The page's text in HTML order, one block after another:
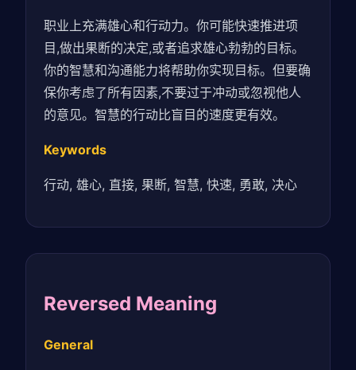
职业上充满雄心和行动力。你可能快速推进项
目,做出果断的决定,或者追求雄心勃勃的目标。
你的智慧和沟通能力将帮助你实现目标。但要确
保你考虑了所有因素,不要过于冲动或忽视他人
的意见。智慧的行动比盲目的速度更有效。
Keywords
行动, 雄心, 直接, 果断, 智慧, 快速, 勇敢, 决心
Reversed Meaning
General